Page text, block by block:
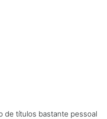
de títulos bastante pessoal